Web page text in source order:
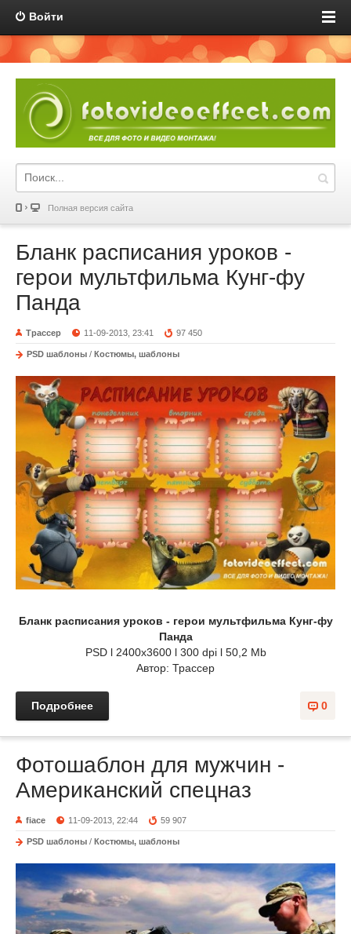
Войти
Полная версия сайта
Бланк расписания уроков -
герои мультфильма Кунг-фу
Панда
Трассер 11-09-2013, 23:41 97 450
PSD шаблоны / Костюмы, шаблоны
Бланк расписания уроков - герои мультфильма Кунг-фу
Панда
PSD l 2400x3600 l 300 dpi l 50,2 Mb
Автор: Трассер
0
Подробнее
Фотошаблон для мужчин -
Американский спецназ
fiace 11-09-2013, 22:44 59 907
PSD шаблоны / Костюмы, шаблоны